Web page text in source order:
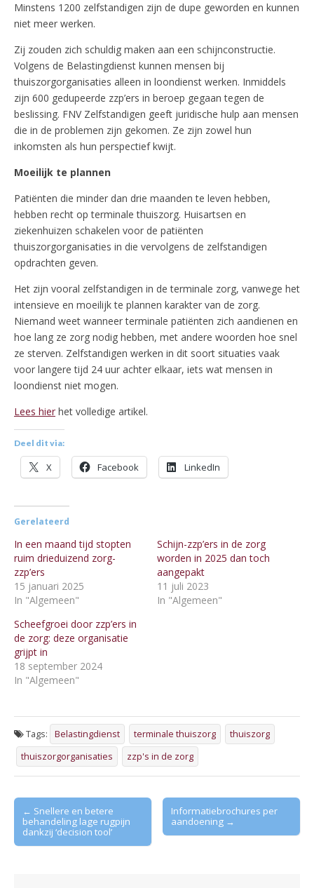
Minstens 1200 zelfstandigen zijn de dupe geworden en kunnen
niet meer werken.
Zij zouden zich schuldig maken aan een schijnconstructie.
Volgens de Belastingdienst kunnen mensen bij
thuiszorgorganisaties alleen in loondienst werken. Inmiddels
zijn 600 gedupeerde zzp’ers in beroep gegaan tegen de
beslissing. FNV Zelfstandigen geeft juridische hulp aan mensen
die in de problemen zijn gekomen. Ze zijn zowel hun
inkomsten als hun perspectief kwijt.
Moeilijk te plannen
Patiënten die minder dan drie maanden te leven hebben,
hebben recht op terminale thuiszorg. Huisartsen en
ziekenhuizen schakelen voor de patiënten
thuiszorgorganisaties in die vervolgens de zelfstandigen
opdrachten geven.
Het zijn vooral zelfstandigen in de terminale zorg, vanwege het
intensieve en moeilijk te plannen karakter van de zorg.
Niemand weet wanneer terminale patiënten zich aandienen en
hoe lang ze zorg nodig hebben, met andere woorden hoe snel
ze sterven. Zelfstandigen werken in dit soort situaties vaak
voor langere tijd 24 uur achter elkaar, iets wat mensen in
loondienst niet mogen.
Lees hier het volledige artikel.
Deel dit via:
X Facebook LinkedIn
Gerelateerd
In een maand tijd stopten
ruim drieduizend zorg-
zzp’ers
15 januari 2025
In "Algemeen"
Schijn-zzp’ers in de zorg
worden in 2025 dan toch
aangepakt
11 juli 2023
In "Algemeen"
Scheefgroei door zzp’ers in
de zorg: deze organisatie
grijpt in
18 september 2024
In "Algemeen"
Tags: Belastingdienst terminale thuiszorg
thuiszorg
thuiszorgorganisaties
zzp's in de zorg
Post
navigation
← Snellere en betere
behandeling lage rugpijn
dankzij ‘decision tool’
Informatiebrochures per
aandoening →